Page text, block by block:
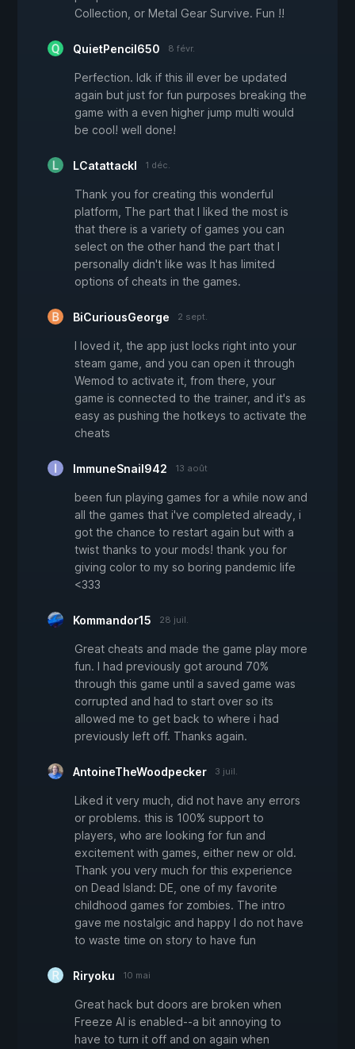
Collection, or Metal Gear Survive. Fun !!
QuietPencil650 8 févr.
Perfection. Idk if this ill ever be updated
again but just for fun purposes breaking the
game with a even higher jump multi would
be cool! well done!
LCatattackl 1 déc.
Thank you for creating this wonderful
platform, The part that I liked the most is
that there is a variety of games you can
select on the other hand the part that I
personally didn't like was It has limited
options of cheats in the games.
BiCuriousGeorge 2 sept.
I loved it, the app just locks right into your
steam game, and you can open it through
Wemod to activate it, from there, your
game is connected to the trainer, and it's as
easy as pushing the hotkeys to activate the
cheats
ImmuneSnail942 13 août
been fun playing games for a while now and
all the games that i've completed already, i
got the chance to restart again but with a
twist thanks to your mods! thank you for
giving color to my so boring pandemic life
<333
Kommandor15 28 juil.
Great cheats and made the game play more
fun. I had previously got around 70%
through this game until a saved game was
corrupted and had to start over so its
allowed me to get back to where i had
previously left off. Thanks again.
AntoineTheWoodpecker 3 juil.
Liked it very much, did not have any errors
or problems. this is 100% support to
players, who are looking for fun and
excitement with games, either new or old.
Thank you very much for this experience
on Dead Island: DE, one of my favorite
childhood games for zombies. The intro
gave me nostalgic and happy I do not have
to waste time on story to have fun
Riryoku 10 mai
Great hack but doors are broken when
Freeze AI is enabled--a bit annoying to
have to turn it off and on again when